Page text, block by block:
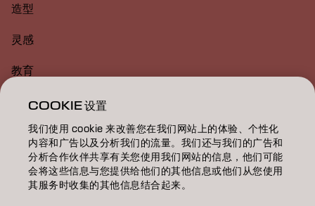
造型
灵感
教育
关于
美发沙龙查找
成为合作伙伴
联系我们
COOKIE 设置
我们使用 cookie 来改善您在我们网站上的体验、个性化
内容和广告以及分析我们的流量。我们还与我们的广告和
分析合作伙伴共享有关您使用我们网站的信息，他们可能
会将这些信息与您提供给他们的其他信息或他们从您使用
其服务时收集的其他信息结合起来。